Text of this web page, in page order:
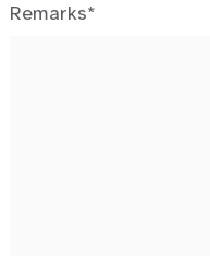
Remarks*